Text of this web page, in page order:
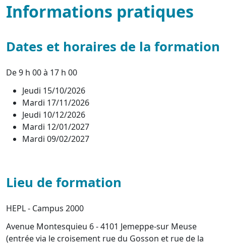
Informations pratiques
Dates et horaires de la formation
De 9 h 00 à 17 h 00
Jeudi 15/10/2026
Mardi 17/11/2026
Jeudi 10/12/2026
Mardi 12/01/2027
Mardi 09/02/2027
Lieu de formation
HEPL - Campus 2000
Avenue Montesquieu 6 - 4101 Jemeppe-sur Meuse
(entrée via le croisement rue du Gosson et rue de la